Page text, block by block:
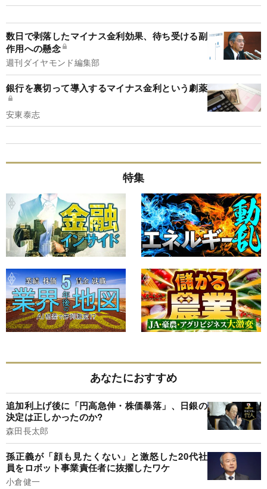
数日で剥落したマイナス金利効果、待ち受ける副
作用への懸念
週刊ダイヤモンド編集部
銀行を裏切って導入するマイナス金利という劇薬
安東泰志
特集
あなたにおすすめ
追加利上げ後に「円高急伸・株価暴落」、日銀の
決定は正しかったのか?
森田長太郎
孫正義が「顔も見たくない」と激怒した20代社
員をロボット事業責任者に抜擢したワケ
小倉健一